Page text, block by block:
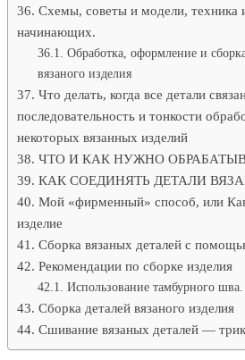
Схемы, советы и модели, техника
начинающих.
Обработка, оформление и
вязаного изделия
Что делать, когда все детали
последовательность и тонкости
некоторых вязанных изделий
ЧТО И КАК НУЖНО
КАК СОЕДИНЯТЬ ДЕТАЛИ
Мой «фирменный» способ, или
изделие
Сборка вязаных деталей с
Рекомендации по сборке изделия
Использование тамбурного шва.
Сборка деталей вязаного изделия
Сшивание вязаных деталей —